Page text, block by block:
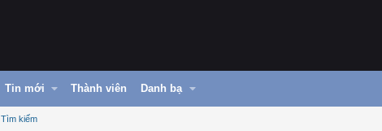
Tin mới Thành viên Danh bạ
Tìm kiếm